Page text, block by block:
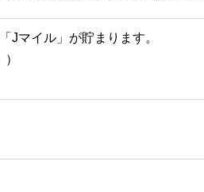
Jマイル」が貯まります。